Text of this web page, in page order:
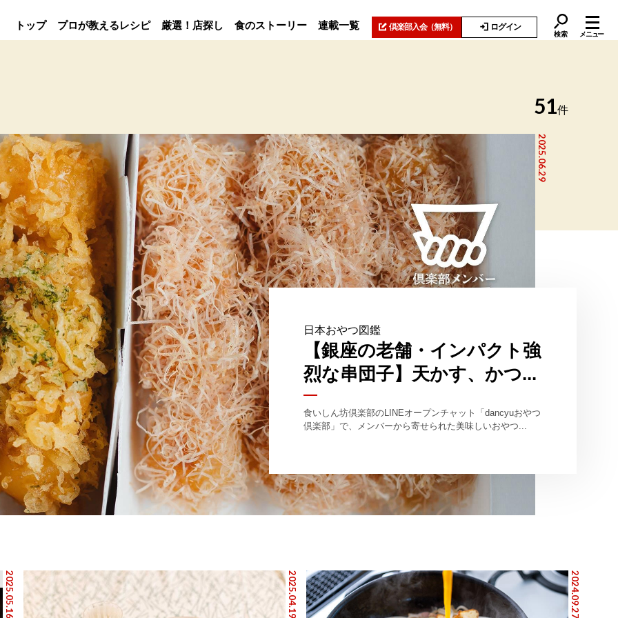
トップ プロが教えるレシピ 厳選！店探し 食のストーリー 連載一覧 倶楽部入会（無料） ログイン
検索 メニュー
51件
2025.06.29
日本おやつ図鑑
【銀座の老舗・インパクト強
烈な串団子】天かす、かつ...
食いしん坊倶楽部のLINEオープンチャット「dancyuおやつ
倶楽部」で、メンバーから寄せられた美味しいおやつ...
2025.05.16 2025.04.19 2024.09.27